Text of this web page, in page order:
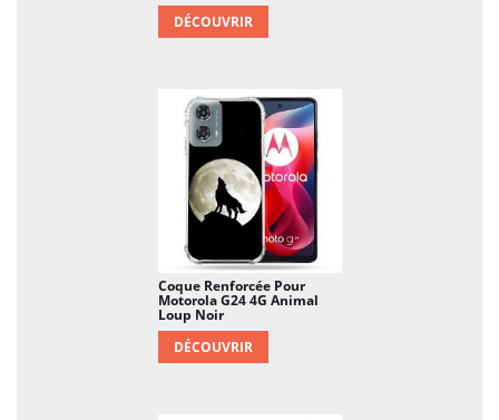
DÉCOUVRIR
Coque Renforcée Pour
Motorola G24 4G Animal
Loup Noir
DÉCOUVRIR